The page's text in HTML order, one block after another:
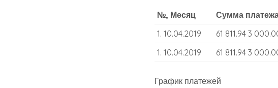
№, Месяц Сумма
1. 10.04.2019
61 811.94 3
1. 10.04.2019
61 811.94 3
График платежей